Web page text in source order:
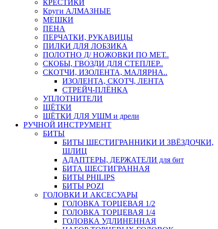
КРЕСТИКИ
Круги АЛМАЗНЫЕ
МЕШКИ
ПЕНА
ПЕРЧАТКИ, РУКАВИЦЫ
ПИЛКИ ДЛЯ ЛОБЗИКА
ПОЛОТНО Д/ НОЖОВКИ ПО МЕТ..
СКОБЫ, ГВОЗДИ ДЛЯ СТЕПЛЕР..
СКОТЧИ, ИЗОЛЕНТА, МАЛЯРНА..
ИЗОЛЕНТА, СКОТЧ, ЛЕНТА
СТРЕЙЧ-ПЛЁНКА
УПЛОТНИТЕЛИ
ЩЁТКИ
ЩЁТКИ ДЛЯ УШМ и дрели
РУЧНОЙ ИНСТРУМЕНТ
БИТЫ
БИТЫ ШЕСТИГРАННИКИ И ЗВЁЗДОЧКИ,
ШЛИЦ
АДАПТЕРЫ, ДЕРЖАТЕЛИ для бит
БИТА ШЕСТИГРАННАЯ
БИТЫ PHILIPS
БИТЫ POZI
ГОЛОВКИ И АКСЕСУАРЫ
ГОЛОВКА ТОРЦЕВАЯ 1/2
ГОЛОВКА ТОРЦЕВАЯ 1/4
ГОЛОВКА УДЛИНЕННАЯ